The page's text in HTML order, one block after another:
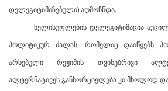
დელეგიტიმიზებული) აღმოჩნდა.
ხელისუფლების დელეგიტიმაცია
პოლიტიკურ ძალას, რომელიც დაიწყებს
არსებული რეჟიმის თვისებრივი
ალტერნატივეს განხორციელება კი მხოლოდ